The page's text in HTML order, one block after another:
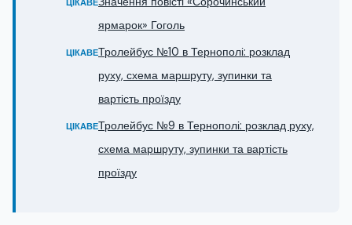
ЦІКАВЕ
ярмарок» Гоголь
ЦІКАВЕТролейбус №10 в Тернополі: розклад
руху, схема маршруту, зупинки та
вартість проїзду
ЦІКАВЕТролейбус №9 в Тернополі: розклад руху,
схема маршруту, зупинки та вартість
проїзду